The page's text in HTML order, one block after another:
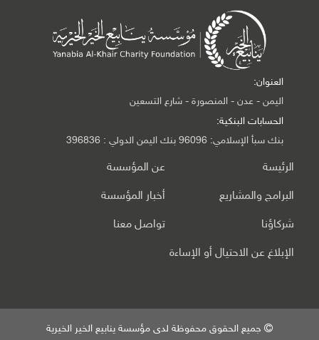
العنوان:
اليمن - عدن - المنصورة - شارع التسعين
الحسابات البنكية:
بنك سبأ الإسلامي: 96096 بنك اليمن الدولي : 396836
الرئيسة عن المؤسسة
البرامج والمشاريع أخبار المؤسسة
شركاؤنا تواصل معنا
الإبلاغ عن الاحتيال أو الإساءة
جميع الحقوق محفوظة لدى مؤسسة ينابيع الخير الخيرية